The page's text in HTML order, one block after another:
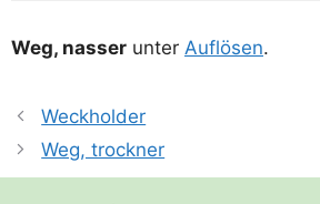
Weg, nas­ser unter Auf­lö­sen.
Weckholder
Weg, trockner